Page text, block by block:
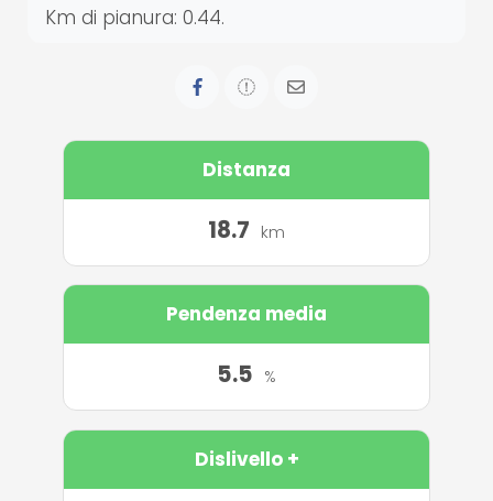
Km di pianura: 0.44.
Distanza
18.7 km
Pendenza media
5.5 %
Dislivello +